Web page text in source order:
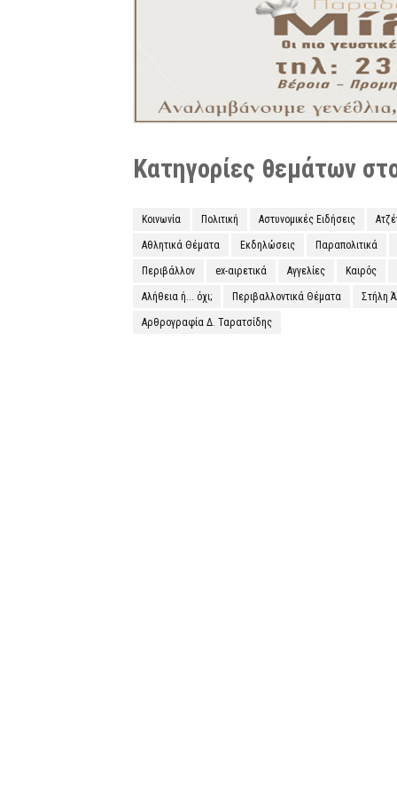
Κατηγορίες θεμάτων
Κοινωνία Πολιτική Αστυνομικές Ειδήσεις
Αθλητικά Θέματα Εκδηλώσεις Παραπολιτικά
Περιβάλλον ex-αιρετικά Αγγελίες Καιρός
Αλήθεια ή... όχι; Περιβαλλοντικά Θέματα Στήλη
Αρθρογραφία Δ. Ταρατσίδης